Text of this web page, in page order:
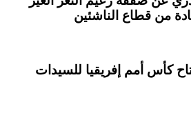
من قطاع الناشئين
كأس أمم إفريقيا للسيدات